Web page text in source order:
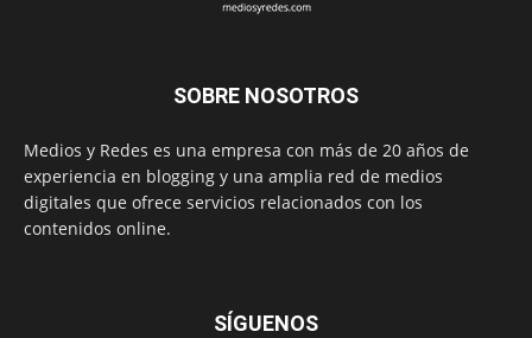
SOBRE NOSOTROS
Medios y Redes es una empresa con más de 20 años de
experiencia en blogging y una amplia red de medios
digitales que ofrece servicios relacionados con los
contenidos online.
SÍGUENOS